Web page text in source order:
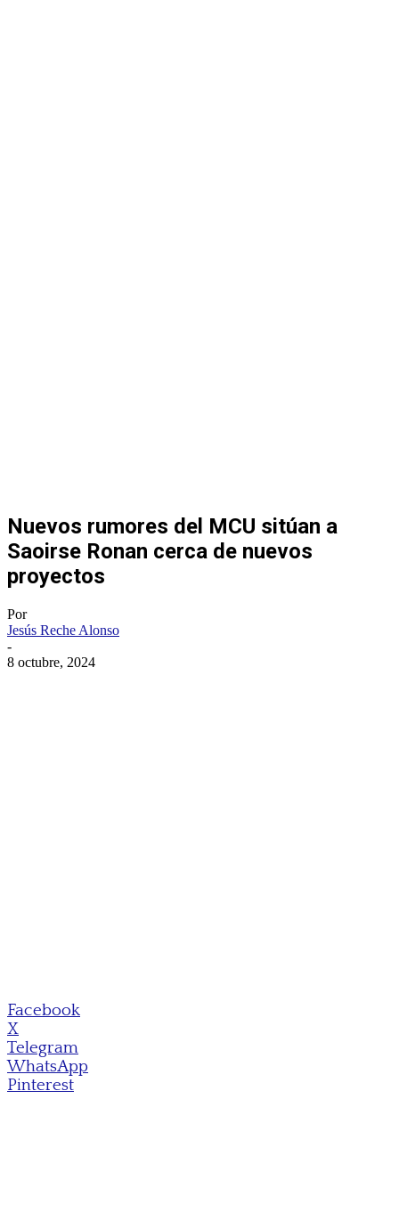
Nuevos rumores del MCU sitúan a
Saoirse Ronan cerca de nuevos
proyectos
Por
Jesús Reche Alonso
-
8 octubre, 2024
Facebook
X
Telegram
WhatsApp
Pinterest